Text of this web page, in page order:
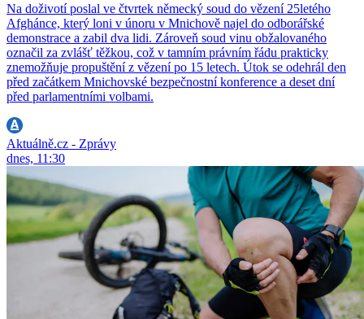
Na doživotí poslal ve čtvrtek německý soud do vězení 25letého
Afghánce, který loni v únoru v Mnichově najel do odborářské
demonstrace a zabil dva lidi. Zároveň soud vinu obžalovaného
označil za zvlášť těžkou, což v tamním právním řádu prakticky
znemožňuje propuštění z vězení po 15 letech. Útok se odehrál den
před začátkem Mnichovské bezpečnostní konference a deset dní
před parlamentními volbami.
Aktuálně.cz - Zprávy
dnes, 11:30